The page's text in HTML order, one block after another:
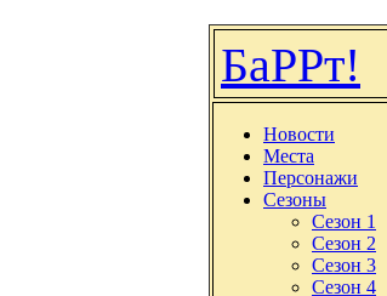
БаРРт!
Новости
Места
Персонажи
Сезоны
Сезон 1
Сезон 2
Сезон 3
Сезон 4